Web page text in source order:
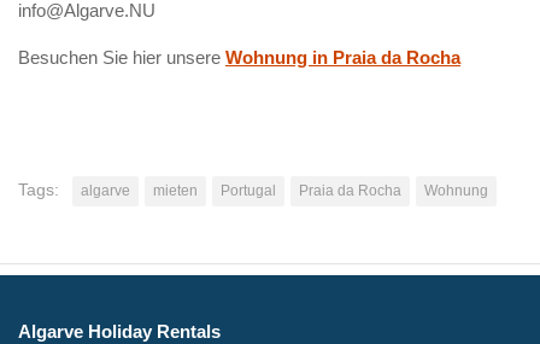
info@Algarve.NU
Besuchen Sie hier unsere Wohnung in Praia da Rocha
Tags: algarve mieten Portugal Praia da Rocha Wohnung
Algarve Holiday Rentals